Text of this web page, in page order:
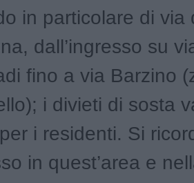
in particolare di via
dall’ingresso su
fino a via Barzino
i divieti di sosta
i residenti. Si
in quest’area e